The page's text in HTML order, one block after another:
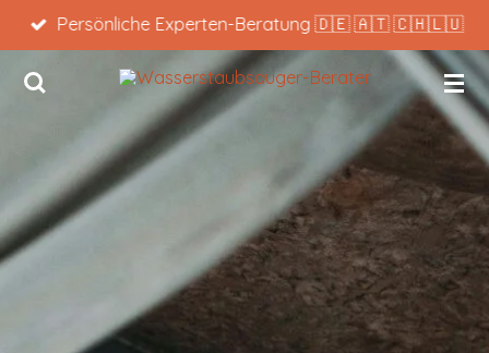
Zum
Hauptinhalt
springen
Persönliche Experten-Beratung 🇩🇪 🇦🇹 🇨🇭🇱🇺